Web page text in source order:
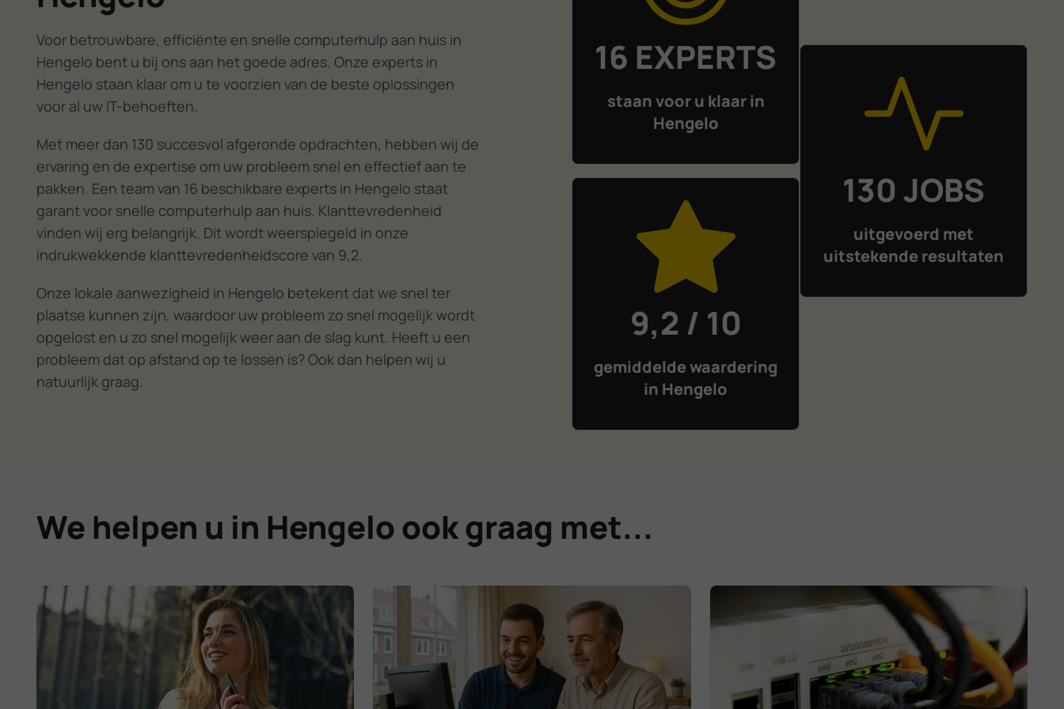
Voor betrouwbare, efficiënte en snelle computerhulp aan huis in
Hengelo bent u bij ons aan het goede adres. Onze experts in
Hengelo staan klaar om u te voorzien van de beste oplossingen
voor al uw IT-behoeften.
Met meer dan 130 succesvol afgeronde opdrachten, hebben wij de
ervaring en de expertise om uw probleem snel en effectief aan te
pakken. Een team van 16 beschikbare experts in Hengelo staat
garant voor snelle computerhulp aan huis. Klanttevredenheid
vinden wij erg belangrijk. Dit wordt weerspiegeld in onze
indrukwekkende klanttevredenheidscore van 9,2.
Onze lokale aanwezigheid in Hengelo betekent dat we snel ter
plaatse kunnen zijn, waardoor uw probleem zo snel mogelijk wordt
opgelost en u zo snel mogelijk weer aan de slag kunt. Heeft u een
probleem dat op afstand op te lossen is? Ook dan helpen wij u
natuurlijk graag.
16 EXPERTS
staan voor u klaar in
Hengelo
9,2 / 10
gemiddelde waardering
in Hengelo
130 JOBS
uitgevoerd met
uitstekende resultaten
We helpen u in Hengelo ook graag met...